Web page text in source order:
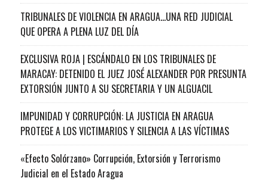
TRIBUNALES DE VIOLENCIA EN ARAGUA…UNA RED JUDICIAL
QUE OPERA A PLENA LUZ DEL DÍA
EXCLUSIVA ROJA | ESCÁNDALO EN LOS TRIBUNALES DE
MARACAY: DETENIDO EL JUEZ JOSÉ ALEXANDER POR PRESUNTA
EXTORSIÓN JUNTO A SU SECRETARIA Y UN ALGUACIL
IMPUNIDAD Y CORRUPCIÓN: LA JUSTICIA EN ARAGUA
PROTEGE A LOS VICTIMARIOS Y SILENCIA A LAS VÍCTIMAS
«Efecto Solórzano» Corrupción, Extorsión y Terrorismo
Judicial en el Estado Aragua